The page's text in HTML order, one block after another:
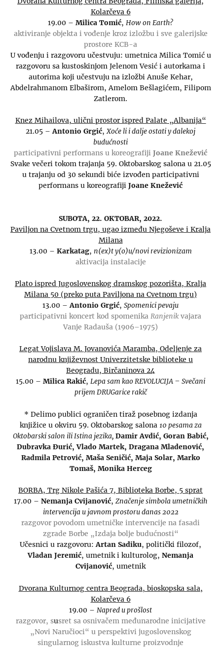
Kolarčeva 6
19.00 – Milica Tomić, How on Earth?
aktiviranje objekta i vođenje kroz izložbu i sve galerijske
prostore KCB-a
U vođenju i razgovoru učestvuju: umetnica Milica Tomić u
razgovoru sa kustoskinjom Jelenom Vesić i autorkama i
autorima koji učestvuju na izložbi Anuše Kehar,
Abdelrahmanom Elbaširom, Amelom Bešlagićem, Filipom
Zatlerom.
Knez Mihailova, ulični prostor ispred Palate „Albanija“
21.05 –Antonio Grgić,Xoće li i dalje ostati y dalekoj
budućnosti
participativni performans u koreografiji Joane Knežević
Svake večeri tokom trajanja 59. Oktobarskog salona u 21.05
u trajanju od 30 sekundi biće izvođen participativni
performans u koreografiji Joane Knežević
SUBOTA, 22. OKTOBAR, 2022.
Paviljon na Cvetnom trgu, ugao između Njegoševe i Kralja
Milana
13.00 – Karkatag, n(ex)t y(o)u/novi revizionizam
aktivacija instalacije
Plato ispred Jugoslovenskog dramskog pozorišta, Kralja
Milana 50 (preko puta Paviljona na Cvetnom trgu)
13.00 –Antonio Grgić, Spomenici pevaju
participativni koncert kod spomenika Ranjenikvajara
Vanje Radauša (1906–1975)
Legat Vojislava M. Jovanovića Maramba, Odeljenje za
narodnu književnost Univerzitetske biblioteke u
Beogradu, Birčaninova 24
15.00 – Milica Rakić, Lepa sam kao REVOLUCIJA – Svečani
prijem DRUGarice rakič
* Delimo publici ograničen tiraž posebnog izdanja
knjižice u okviru 59. Oktobarskog salona 10 pesama za
Oktobarski salon ili Istina jezika, Damir Avdić, Goran Babić,
Dubravka Đurić, Vlado Martek, Dragana Mladenović,
Radmila Petrović, Maša Seničić, Maja Solar, Marko
Tomaš, Monika Herceg
BORBA, Trg Nikole Pašića 7, Biblioteka Borbe, 5 sprat
17.00 – Nemanja Cvijanović, Značenje simbola umetničkih
intervencija u javnom prostoru danas 2022
razgovor povodom umetničke intervencije na fasadi
zgrade Borbe „Izdaja bolje budućnosti“
Učesnici u razgovoru:Artan Sadiku, politički filozof,
Vladan Jeremić, umetnik i kulturolog, Nemanja
Cvijanović, umetnik
Dvorana Kulturnog centra Beograda, bioskopska sala,
Kolarčeva 6
19.00 – Napred u prošlost
razgovor, susret sa osnivačem međunarodne inicijative
„Novi Naručioci“ u perspektivi jugoslovenskog
singularnog iskustva kulturne proizvodnje